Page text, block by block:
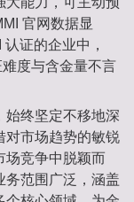
官网数据显
证的企业中，
度与含金量不言
始终坚定不移地深
对市场趋势的敏锐
场竞争中脱颖而
务范围广泛，涵盖